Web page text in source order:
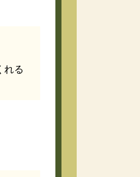
れる